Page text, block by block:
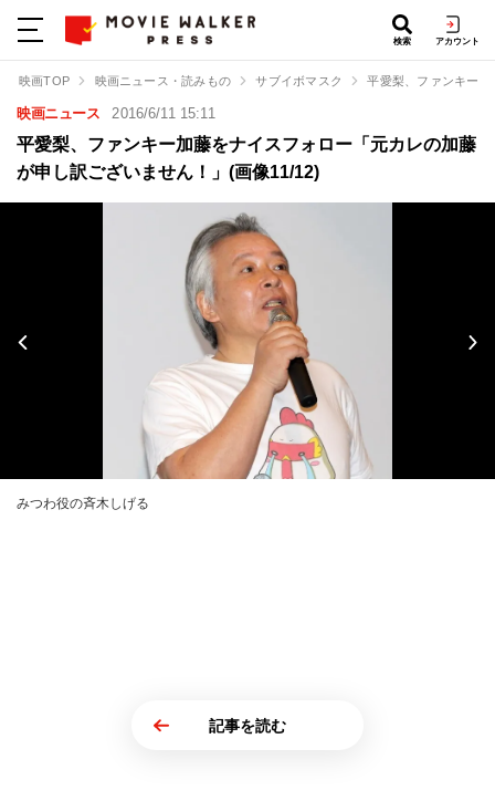
検索 アカウント
映画TOP 映画ニュース・読みもの サブイボマスク 平愛梨、ファンキー
映画ニュース 2016/6/11 15:11
平愛梨、ファンキー加藤をナイスフォロー「元カレの加藤
が申し訳ございません！」(画像11/12)
みつわ役の斉木しげる
記事を読む